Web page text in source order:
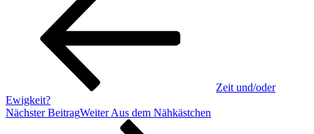
Zeit und/oder
Ewigkeit?
Nächster BeitragWeiter Aus dem Nähkästchen